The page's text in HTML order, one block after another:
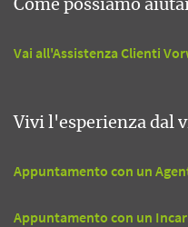
Come possiamo
Vai all'Assistenza Clienti
Vivi l'esperienza dal
Appuntamento con un
Appuntamento con un